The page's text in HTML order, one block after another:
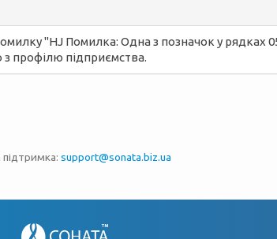
"HJ Помилка: Одна з позначок у рядках
профілю підприємства.
підтримка: support@sonata.biz.ua